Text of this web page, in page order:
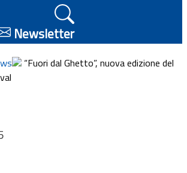
Newsletter
“Fuori dal Ghetto”, nuova edizione del